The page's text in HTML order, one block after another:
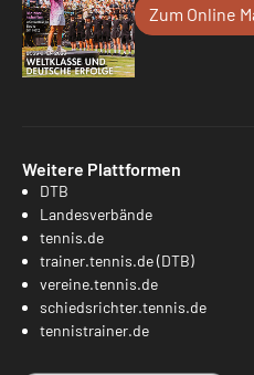
Zum Online
Weitere Plattformen
DTB
Landesverbände
tennis.de
trainer.tennis.de (DTB)
vereine.tennis.de
schiedsrichter.tennis.de
tennistrainer.de